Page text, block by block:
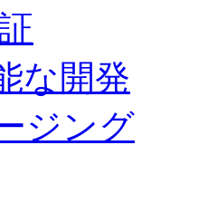
な開発
ジング